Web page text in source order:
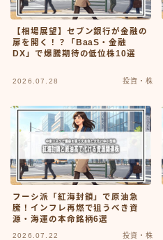
【相場展望】セブン銀行が金融の
扉を開く！？「BaaS・金融
DX」で爆騰期待の低位株10選
2026.07.28 投資・株
フーシ派「紅海封鎖」で原油急
騰！インフレ再燃で狙うべき資
源・海運の本命銘柄6選
2026.07.22 投資・株